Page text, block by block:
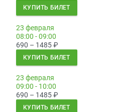
КУПИТЬ БИЛЕТ
23 февраля
08:00 - 09:00
690 – 1485₽
КУПИТЬ БИЛЕТ
23 февраля
09:00 - 10:00
690 – 1485₽
КУПИТЬ БИЛЕТ